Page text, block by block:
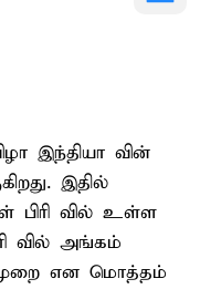
இந்தியா வின்
இதில்
பிரி வில் உள்ள
வில் அங்கம்
என மொத்தம்